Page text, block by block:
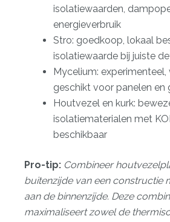
isolatiewaarden,
energieverbruik
Stro: goedkoop, lokaal
isolatiewaarde bij juiste
Mycelium: experimenteel,
geschikt voor panelen en
Houtvezel en kurk:
isolatiematerialen met
beschikbaar
Pro-tip: Combineer
buitenzijde van een constructie
aan de binnenzijde. Deze
maximaliseert zowel de